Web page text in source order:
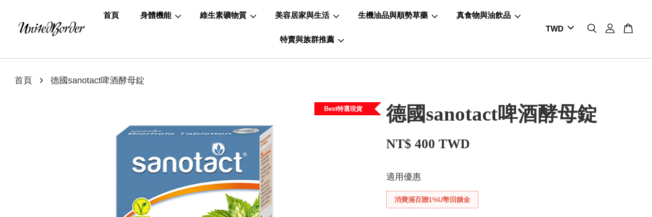
首頁 身體機能 維生素礦物質 美容居家與生活 生機油品與順勢草藥 真食物與油飲品
特賣與族群推薦
首頁 › 德國sanotact啤酒酵母錠
Best特選現貨 德國sanotact啤酒酵母錠
NT$ 400 TWD
適用優惠
消費滿百贈1%U幣回饋金